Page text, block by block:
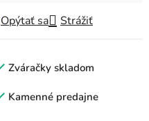
Opýtať sa Strážiť
Zváračky skladom
Kamenné predajne